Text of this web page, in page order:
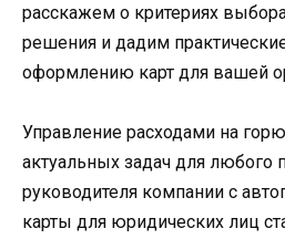
расскажем о критериях
решения и дадим
оформлению карт для вашей
Управление расходами на
актуальных задач для любого
руководителя компании с
карты для юридических лиц